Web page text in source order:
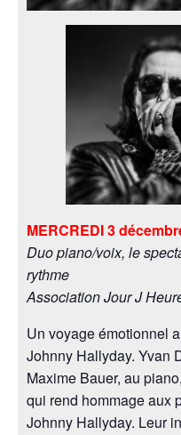
MERCREDI 3
Duo piano/voix, le
rythme
Association Jour J
Un voyage émotionnel
Johnny Hallyday. Yvan
Maxime Bauer, au
qui rend hommage aux
Johnny Hallyday. Leur